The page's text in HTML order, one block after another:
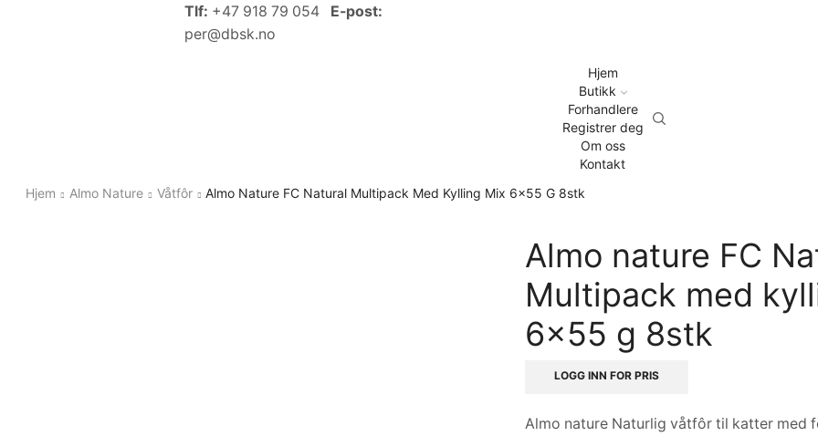
Tlf: +47 918 79 054 E-post:
per@dbsk.no
Hjem
Butikk
Forhandlere
Registrer deg
Om oss
Kontakt
Hjem
Almo Nature Våtfôr Almo Nature FC Natural Multipack Med Kylling Mix 6×55 G 8stk
Almo nature FC
Multipack med
6×55 g 8stk
LOGG INN FOR PRIS
Almo nature Naturlig våtfôr til katter med